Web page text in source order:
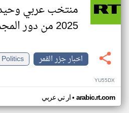
منتخب عربي
2025 من دور المجموعات
اخبار جزر القمر
Politics
YU55DX
ار تي عربي• arabic.rt.com